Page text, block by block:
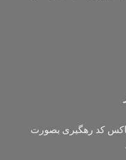
کد رهگیری بصورت